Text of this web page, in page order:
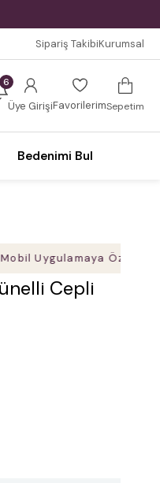
Sipariş TakibiKurumsal
6
Üye GirişiFavorilerimSepetim
Bedenimi Bul
Özel Ek %5
Cepli